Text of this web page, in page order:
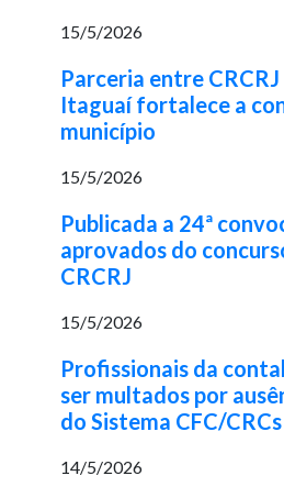
15/5/2026
Parceria entre
Itaguaí fortalece a
município
15/5/2026
Publicada a 24ª
aprovados do
CRCRJ
15/5/2026
Profissionais da
ser multados por
do Sistema CFC/CRCs
14/5/2026